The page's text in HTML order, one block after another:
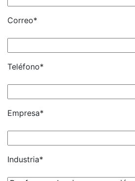
Correo*
Teléfono*
Empresa*
Industria*